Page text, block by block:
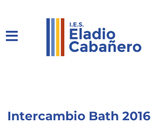
Intercambio Bath 2016